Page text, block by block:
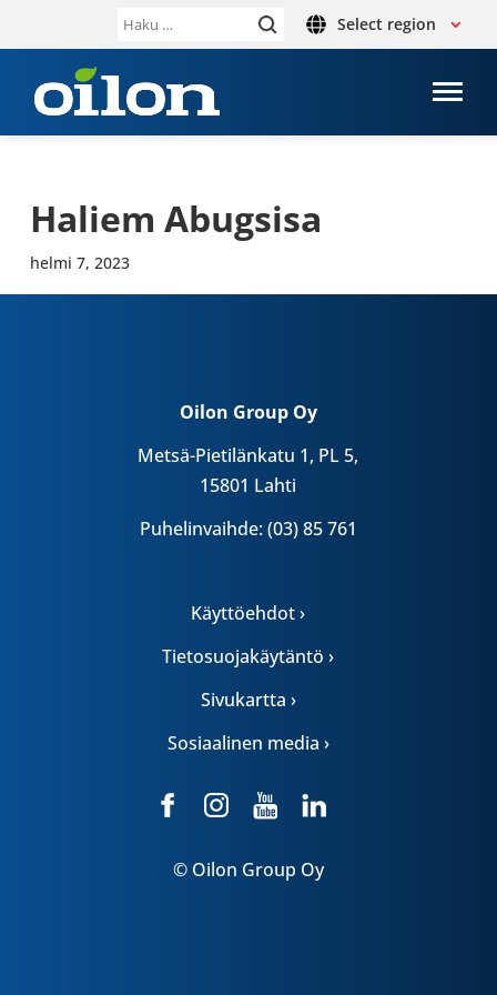
Haku: Select region
Haliem Abug­sisa
helmi 7, 2023
Oilon Group Oy
Metsä-Pietilänkatu 1, PL 5,
15801 Lahti
Puhelinvaihde: (03) 85 761
Käyttöehdot ›
Tietosuojakäytäntö ›
Sivukartta ›
Sosiaalinen media ›
© Oilon Group Oy